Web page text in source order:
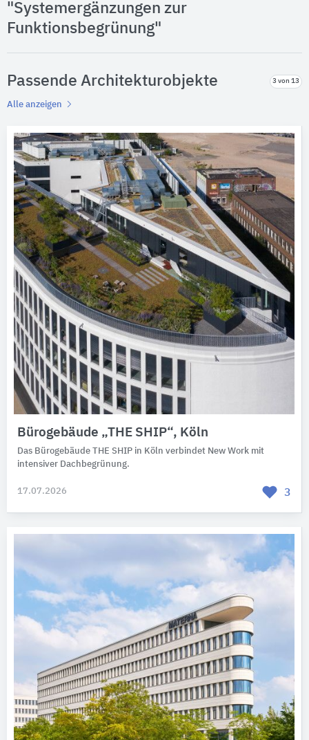
"Systemergänzungen zur
Funktionsbegrünung"
Passende Architekturobjekte 3 von 13
Alle anzeigen
Bürogebäude „THE SHIP“, Köln
Das Bürogebäude THE SHIP in Köln verbindet New Work mit
intensiver Dachbegrünung.
17.07.2026 3